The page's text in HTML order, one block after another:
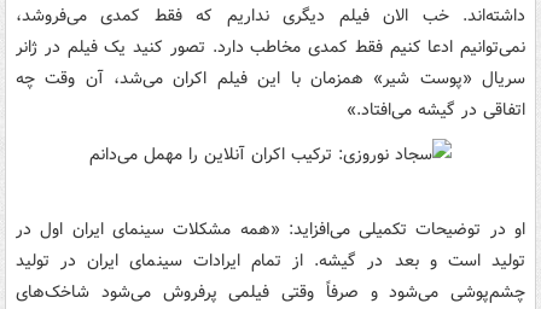
داشته‌اند. خب الان فیلم دیگری نداریم که فقط کمدی می‌فروشد،
نمی‌توانیم ادعا کنیم فقط کمدی مخاطب دارد. تصور کنید یک فیلم در ژانر
سریال «پوست شیر» همزمان با این فیلم اکران می‌شد، آن وقت چه
اتفاقی در گیشه می‌افتاد.»
او در توضیحات تکمیلی می‌افزاید: «همه مشکلات سینمای ایران اول در
تولید است و بعد در گیشه. از تمام ایرادات سینمای ایران در تولید
چشم‌پوشی می‌شود و صرفاً وقتی فیلمی پرفروش می‌شود شاخک‌های